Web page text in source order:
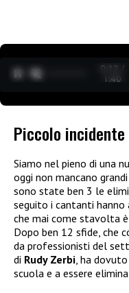
0:12 /
1:40
Piccolo incidente
Siamo nel pieno di una
oggi non mancano
sono state ben 3 le
seguito i cantanti
che mai come stavolta
Dopo ben 12 sfide, che
da professionisti del
di Rudy Zerbi, ha
scuola e a essere